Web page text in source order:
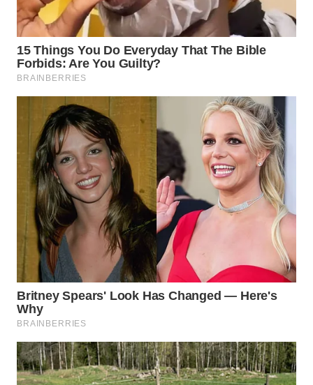
WN
PURWAKARTA
WN
PRIANGAN
TIMUR
WN
SEMARANG
WN
SOLO
WN
BOROBUDUR
WN
MADURA
WN
SURABAYA